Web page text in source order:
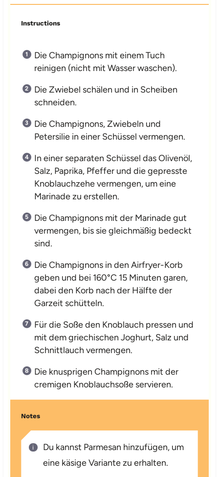
Instructions
Die Champignons mit einem Tuch
reinigen (nicht mit Wasser waschen).
Die Zwiebel schälen und in Scheiben
schneiden.
Die Champignons, Zwiebeln und
Petersilie in einer Schüssel vermengen.
In einer separaten Schüssel das Olivenöl,
Salz, Paprika, Pfeffer und die gepresste
Knoblauchzehe vermengen, um eine
Marinade zu erstellen.
Die Champignons mit der Marinade gut
vermengen, bis sie gleichmäßig bedeckt
sind.
Die Champignons in den Airfryer-Korb
geben und bei 160°C 15 Minuten garen,
dabei den Korb nach der Hälfte der
Garzeit schütteln.
Für die Soße den Knoblauch pressen und
mit dem griechischen Joghurt, Salz und
Schnittlauch vermengen.
Die knusprigen Champignons mit der
cremigen Knoblauchsoße servieren.
Notes
Du kannst Parmesan hinzufügen, um
eine käsige Variante zu erhalten.